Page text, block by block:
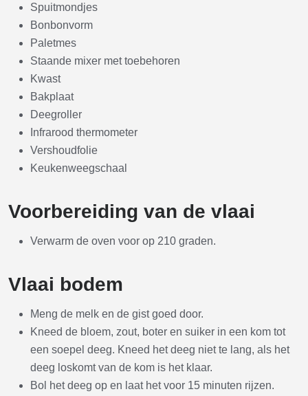
Spuitmondjes
Bonbonvorm
Paletmes
Staande mixer met toebehoren
Kwast
Bakplaat
Deegroller
Infrarood thermometer
Vershoudfolie
Keukenweegschaal
Voorbereiding van de vlaai
Verwarm de oven voor op 210 graden.
Vlaai bodem
Meng de melk en de gist goed door.
Kneed de bloem, zout, boter en suiker in een kom tot
een soepel deeg. Kneed het deeg niet te lang, als het
deeg loskomt van de kom is het klaar.
Bol het deeg op en laat het voor 15 minuten rijzen.